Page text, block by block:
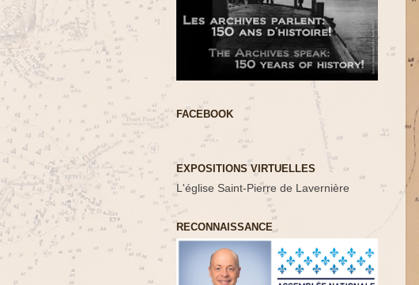
FACEBOOK
EXPOSITIONS VIRTUELLES
L'église Saint-Pierre de Lavernière
RECONNAISSANCE